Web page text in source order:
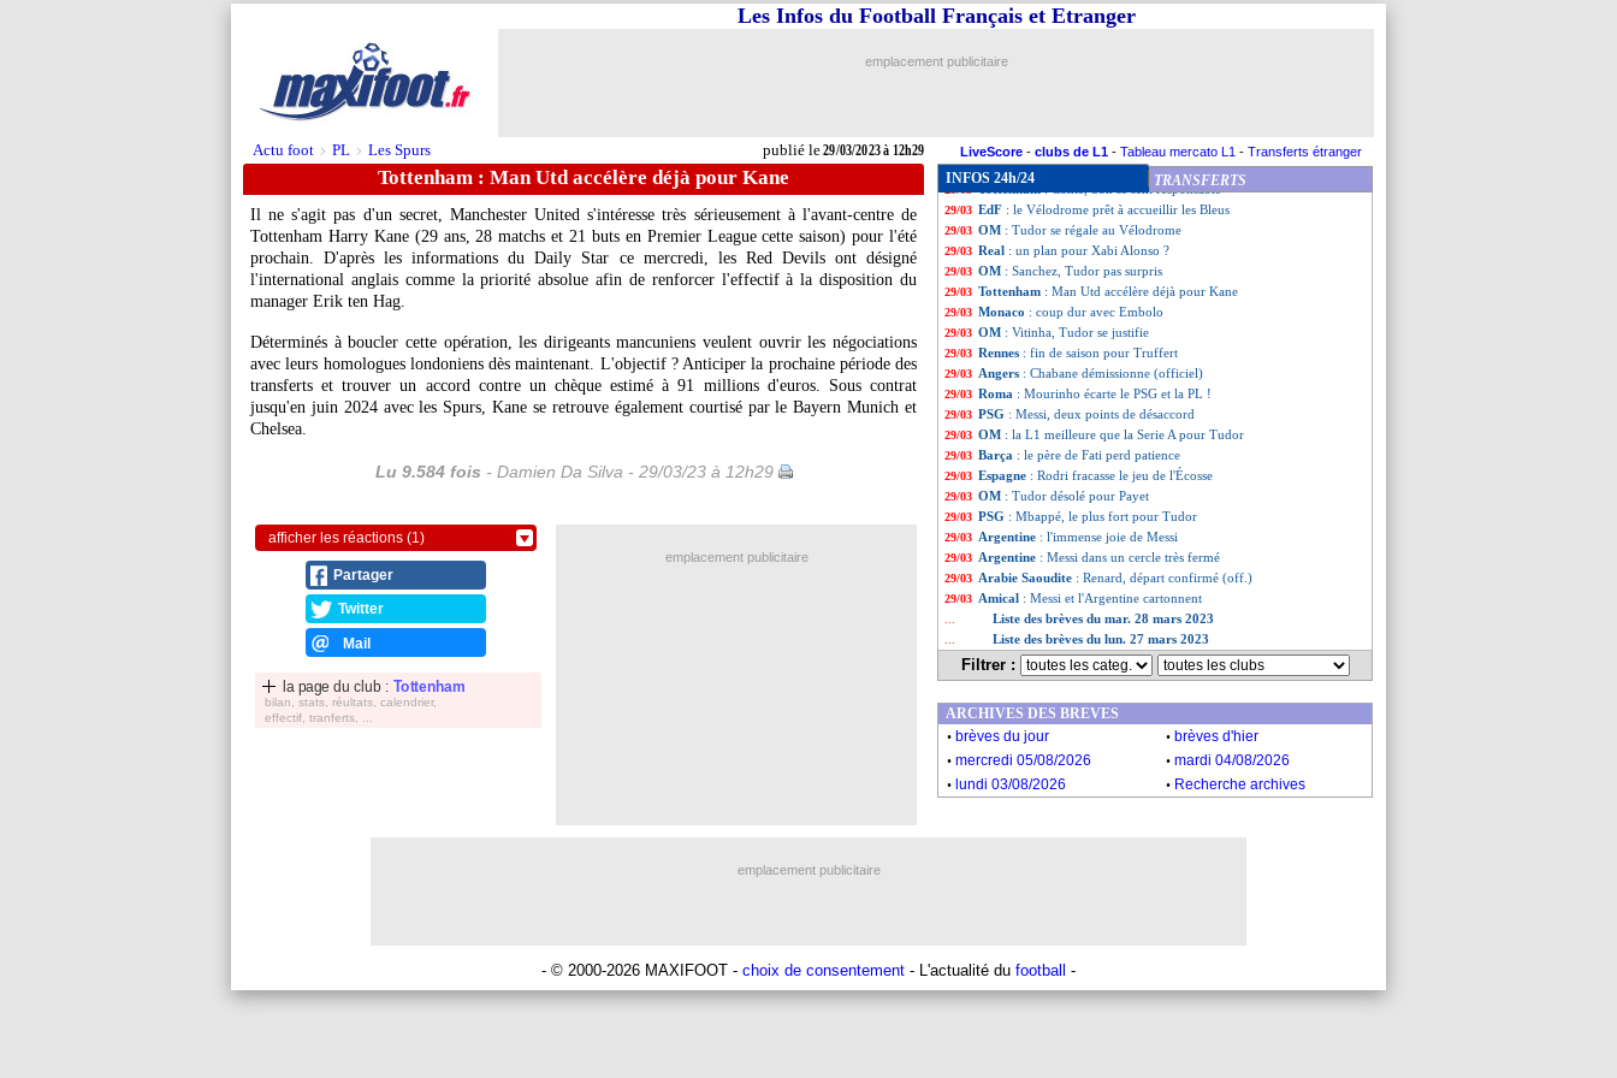
Actu foot > PL > Les Spurs publié le29/03/2023 à 12h29
Les Infos du Football Français et Etranger
emplacement publicitaire
LiveScore - clubs de L1 - Tableau mercato L1 - Transferts étranger
Tottenham : Man Utd accélère déjà pour Kane
Il ne s'agit pas d'un secret, Manchester United s'intéresse très sérieusement à l'avant-centre de
Tottenham Harry Kane (29 ans, 28 matchs et 21 buts en Premier League cette saison) pour l'été
prochain. D'après les informations du Daily Star ce mercredi, les Red Devils ont désigné
l'international anglais comme la priorité absolue afin de renforcer l'effectif à la disposition du
manager Erik ten Hag.
Déterminés à boucler cette opération, les dirigeants mancuniens veulent ouvrir les négociations
avec leurs homologues londoniens dès maintenant. L'objectif ? Anticiper la prochaine période des
transferts et trouver un accord contre un chèque estimé à 91 millions d'euros. Sous contrat
jusqu'en juin 2024 avec les Spurs, Kane se retrouve également courtisé par le Bayern Munich et
Chelsea.
Lu 9.584 fois - Damien Da Silva - 29/03/23 à 12h29
afficher les réactions (1)
Partager
Twitter
Mail
la page du club : Tottenham
bilan, stats, réultats, calendrier,
effectif, tranferts, ...
INFOS 24h/24 TRANSFERTS
29/03 Divers: les ambitions de Julien Stéphan
29/03 OM: Tudor revient sur les incidents de l'été
29/03 Espagne
29/03 Rennes : les regrets de Julien Stéphan
29/03 Milan: le club veut blinder Maignan
: Conte, Son se sent responsable
29/03 EdF : le Vélodrome prêt à accueillir les Bleus
29/03 OM : Tudor se régale au Vélodrome
29/03 Real : un plan pour Xabi Alonso ?
29/03 OM : Sanchez, Tudor pas surpris
29/03 Tottenham : Man Utd accélère déjà pour Kane
29/03 Monaco : coup dur avec Embolo
29/03 OM : Vitinha, Tudor se justifie
29/03 Rennes : fin de saison pour Truffert
29/03 Angers : Chabane démissionne (officiel)
29/03 Roma : Mourinho écarte le PSG et la PL !
29/03 PSG : Messi, deux points de désaccord
29/03 OM : la L1 meilleure que la Serie A pour Tudor
29/03 Barça : le père de Fati perd patience
29/03 Espagne : Rodri fracasse le jeu de l'Écosse
29/03 OM : Tudor désolé pour Payet
29/03 PSG : Mbappé, le plus fort pour Tudor
29/03 Argentine : l'immense joie de Messi
29/03 Argentine : Messi dans un cercle très fermé
29/03 Arabie Saoudite : Renard, départ confirmé (off.)
29/03 Amical : Messi et l'Argentine cartonnent
Liste des brèves du mar. 28 mars 2023
Liste des brèves du lun. 27 mars 2023
Filtrer :
emplacement publicitaire
ARCHIVES DES BREVES
. brèves du jour . brèves d'hier
. mercredi 05/08/2026 . mardi 04/08/2026
. lundi 03/08/2026 . Recherche archives
emplacement publicitaire
- © 2000-2026 MAXIFOOT - choix de consentement - L'actualité du football -